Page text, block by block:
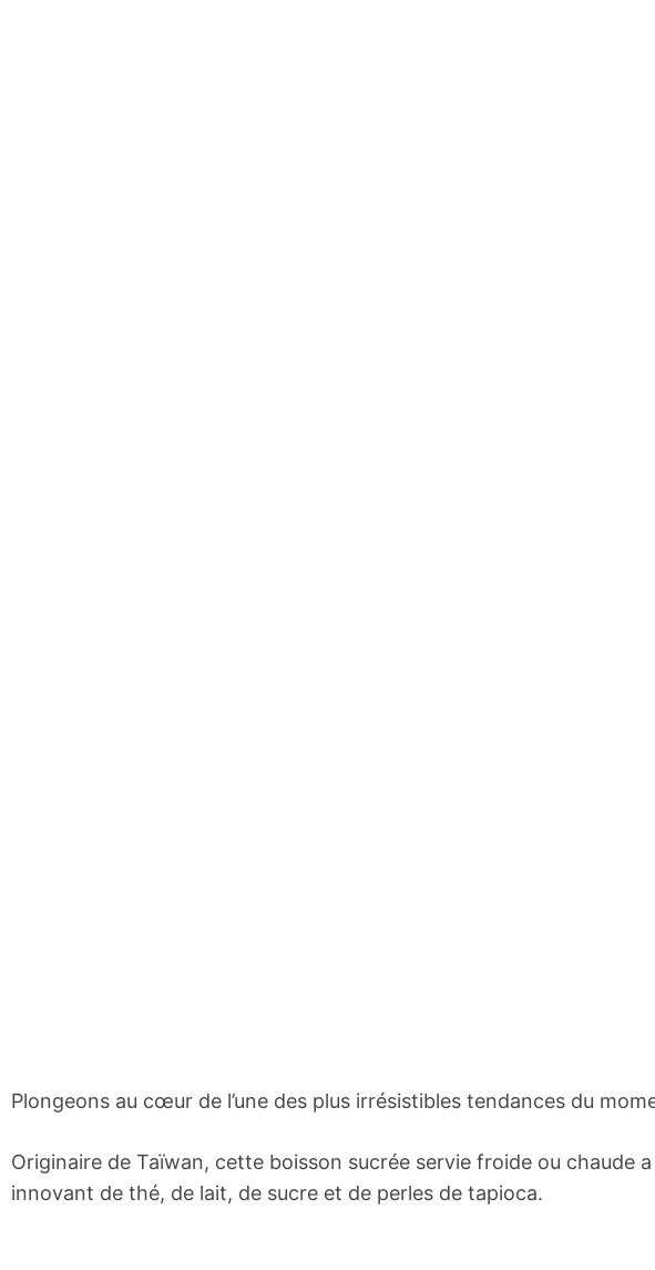
Plongeons au cœur de l’une des plus irrésistibles tendances du
Originaire de Taïwan, cette boisson sucrée servie froide ou chaude
innovant de thé, de lait, de sucre et de perles de tapioca.